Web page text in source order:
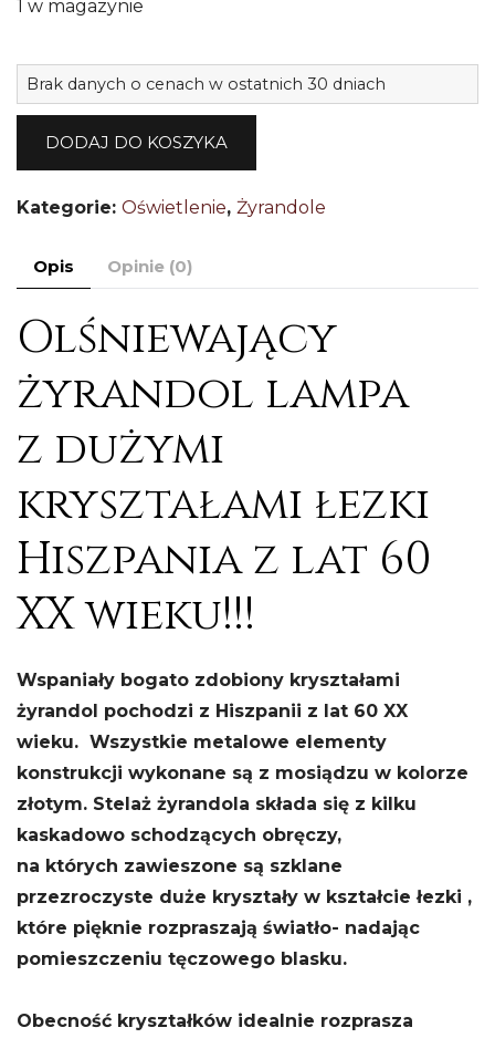
1 w magazynie
Brak danych o cenach w ostatnich 30 dniach
DODAJ DO KOSZYKA
Kategorie: Oświetlenie, Żyrandole
Opis Opinie (0)
Olśniewający
żyrandol lampa
z dużymi
kryształami łezki
Hiszpania z lat 60
XX wieku!!!
Wspaniały bogato zdobiony kryształami
żyrandol pochodzi z Hiszpanii z lat 60 XX
wieku. Wszystkie metalowe elementy
konstrukcji wykonane są z mosiądzu w kolorze
złotym. Stelaż żyrandola składa się z kilku
kaskadowo schodzących obręczy,
na których zawieszone są szklane
przezroczyste duże kryształy w kształcie łezki ,
które pięknie rozpraszają światło- nadając
pomieszczeniu tęczowego blasku.
Obecność kryształków idealnie rozprasza